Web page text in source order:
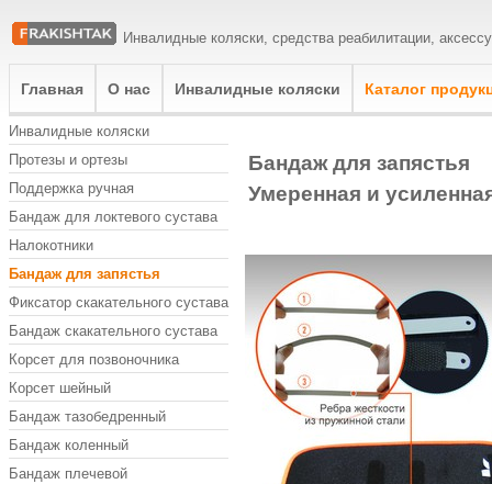
Инвалидные коляски, средства реабилитации,
Главная О нас Инвалидные коляски Каталог
Инвалидные коляски
Протезы и ортезы
Поддержка ручная
Бандаж для локтевого сустава
Налокотники
Бандаж для запястья
Фиксатор скакательного сустава
Бандаж скакательного сустава
Корсет для позвоночника
Корсет шейный
Бандаж тазобедренный
Бандаж коленный
Бандаж плечевой
Бандаж для запястья
Умеренная и